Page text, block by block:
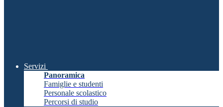
Servizi
Panoramica
Famiglie e studenti
Personale scolastico
Percorsi di studio